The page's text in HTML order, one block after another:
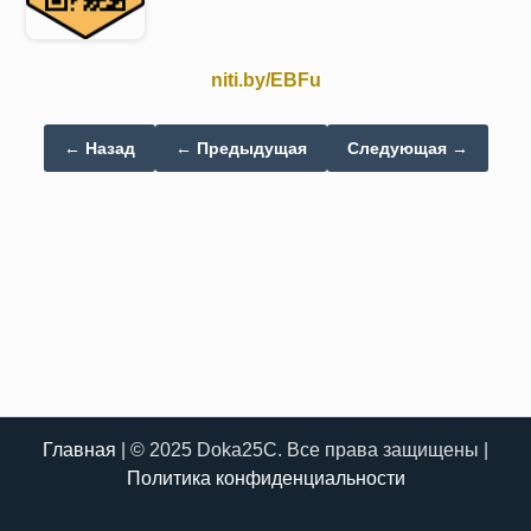
niti.by/EBFu
← Назад ← Предыдущая Следующая →
Главная | © 2025 Doka25C. Все права защищены |
Политика конфиденциальности